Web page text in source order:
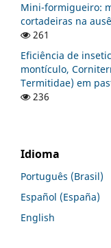
Mini-formigueiro:
cortadeiras na
261
Eficiência de
montículo,
Termitidae) em
236
Idioma
Português (Brasil)
Español (España)
English